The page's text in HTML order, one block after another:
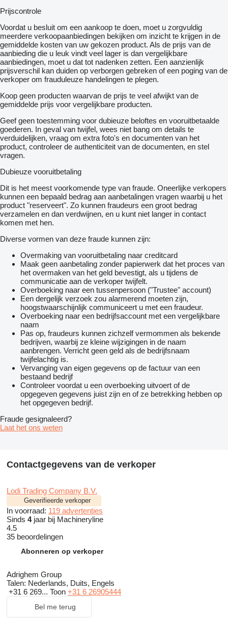
Prijscontrole
Voordat u besluit om een ​​aankoop te doen, moet u zorgvuldig
meerdere verkoopaanbiedingen bekijken om inzicht te krijgen in de
gemiddelde kosten van uw gekozen product. Als de prijs van de
aanbieding die u leuk vindt veel lager is dan vergelijkbare
aanbiedingen, moet u dat tot nadenken zetten. Een aanzienlijk
prijsverschil kan duiden op verborgen gebreken of een poging van de
verkoper om frauduleuze handelingen te plegen.
Koop geen producten waarvan de prijs te veel afwijkt van de
gemiddelde prijs voor vergelijkbare producten.
Geef geen toestemming voor dubieuze beloftes en vooruitbetaalde
goederen. In geval van twijfel, wees niet bang om details te
verduidelijken, vraag om extra foto's en documenten van het
product, controleer de authenticiteit van de documenten, en stel
vragen.
Dubieuze vooruitbetaling
Dit is het meest voorkomende type van fraude. Oneerlijke verkopers
kunnen een bepaald bedrag aan aanbetalingen vragen waarbij u het
product "reserveert". Zo kunnen fraudeurs een groot bedrag
verzamelen en dan verdwijnen, en u kunt niet langer in contact
komen met hen.
Diverse vormen van deze fraude kunnen zijn:
Overmaking van vooruitbetaling naar creditcard
Maak geen aanbetaling zonder papierwerk dat het proces van
het overmaken van het geld bevestigt, als u tijdens de
communicatie aan de verkoper twijfelt.
Overboeking naar een tussenpersoon ("Trustee" account)
Een dergelijk verzoek zou alarmerend moeten zijn,
hoogstwaarschijnlijk communiceert u met een fraudeur.
Overboeking naar een bedrijfsaccount met een vergelijkbare
naam
Pas op, fraudeurs kunnen zichzelf vermommen als bekende
bedrijven, waarbij ze kleine wijzigingen in de naam
aanbrengen. Verricht geen geld als de bedrijfsnaam
twijfelachtig is.
Vervanging van eigen gegevens op de factuur van een
bestaand bedrijf
Controleer voordat u een overboeking uitvoert of de
opgegeven gegevens juist zijn en of ze betrekking hebben op
het opgegeven bedrijf.
Fraude gesignaleerd?
Laat het ons weten
Contactgegevens van de verkoper
Lodi Trading Company B.V.
Geverifieerde verkoper
In voorraad: 119 advertenties
Sinds 4jaar bij Machineryline
4.5
35 beoordelingen
Abonneren op verkoper
Adrighem Group
Talen: Nederlands, Duits, Engels
+31 6 269... Toon +31 6 26905444
Bel me terug